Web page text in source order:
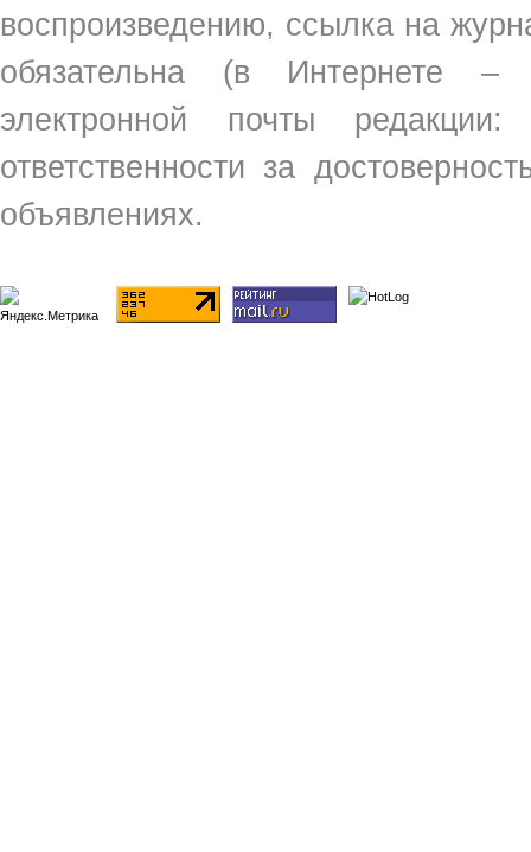
воспроизведению, ссылка на
обязательна (в Интернете
электронной почты
ответственности за
объявлениях.